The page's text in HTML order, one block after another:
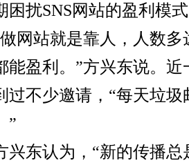
困扰SNS网站的盈利模
网站就是靠人，人数多
能盈利。”方兴东说。
过不少邀请，“每天垃
”
东认为，“新的传播总